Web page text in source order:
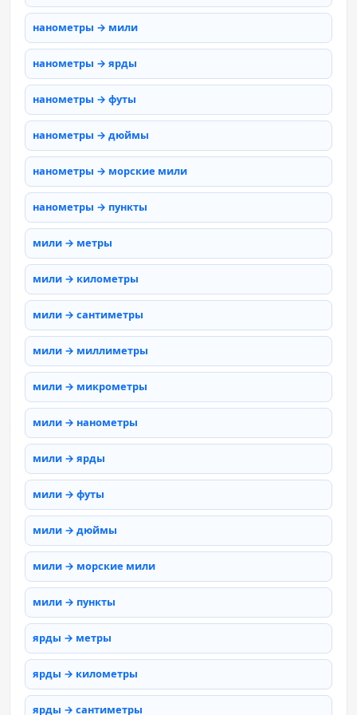
нанометры → мили
нанометры → ярды
нанометры → футы
нанометры → дюймы
нанометры → морские мили
нанометры → пункты
мили → метры
мили → километры
мили → сантиметры
мили → миллиметры
мили → микрометры
мили → нанометры
мили → ярды
мили → футы
мили → дюймы
мили → морские мили
мили → пункты
ярды → метры
ярды → километры
ярды → сантиметры